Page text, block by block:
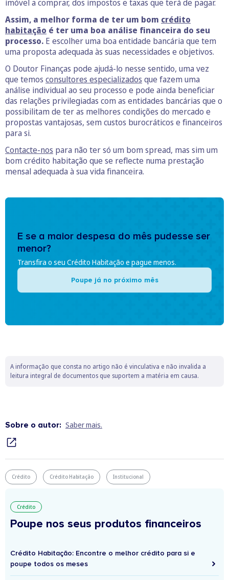
imóvel a comprar, dos impostos e taxas que terá de pagar.
Assim, a melhor forma de ter um bom crédito
habitação é ter uma boa análise financeira do seu
processo. E escolher uma boa entidade bancária que tem
uma proposta adequada às suas necessidades e objetivos.
O Doutor Finanças pode ajudá-lo nesse sentido, uma vez
que temos consultores especializados que fazem uma
análise individual ao seu processo e pode ainda beneficiar
das relações privilegiadas com as entidades bancárias que o
possibilitam de ter as melhores condições do mercado e
propostas vantajosas, sem custos burocráticos e financeiros
para si.
Contacte-nos para não ter só um bom spread, mas sim um
bom crédito habitação que se reflecte numa prestação
mensal adequada à sua vida financeira.
E se a maior despesa do mês pudesse ser
menor?
Transfira o seu Crédito Habitação e pague menos.
Poupe já no próximo mês
A informação que consta no artigo não é vinculativa e não invalida a
leitura integral de documentos que suportem a matéria em causa.
Sobre o autor: Saber mais.
Crédito Crédito Habitação Institucional
Crédito
Poupe nos seus produtos financeiros
Crédito Habitação: Encontre o melhor crédito para si e
poupe todos os meses